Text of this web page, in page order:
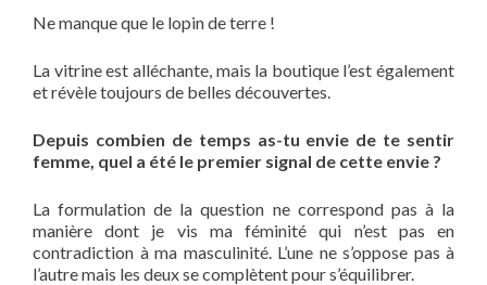
Ne manque que le lopin de terre !
La vitrine est alléchante, mais la boutique l’est également
et révèle toujours de belles découvertes.
Depuis combien de temps as-tu envie de te sentir
femme, quel a été le premier signal de cette envie ?
La formulation de la question ne correspond pas à la
manière dont je vis ma féminité qui n’est pas en
contradiction à ma masculinité. L’une ne s’oppose pas à
l’autre mais les deux se complètent pour s’équilibrer.